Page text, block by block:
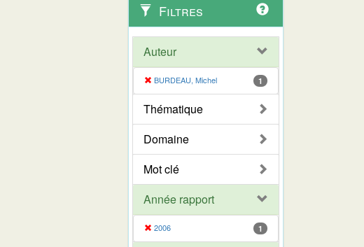
Filtres
Auteur
BURDEAU, Michel 1
Thématique
Domaine
Mot clé
Année rapport
2006 1